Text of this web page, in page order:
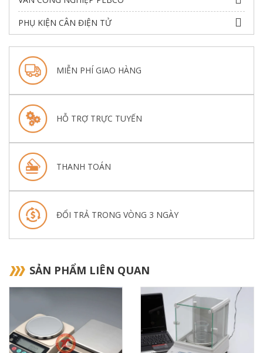
PHỤ KIỆN CÂN ĐIỆN TỬ
MIỄN PHÍ GIAO HÀNG
HỖ TRỢ TRỰC TUYẾN
THANH TOÁN
ĐỔI TRẢ TRONG VÒNG 3 NGÀY
SẢN PHẨM LIÊN QUAN